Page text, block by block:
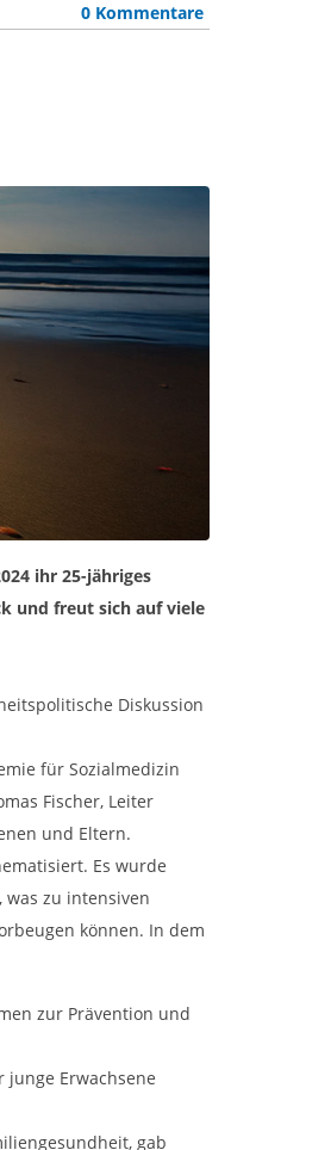
0 Kommentare
ihr 25-jähriges
und freut sich auf viele
Diskussion
für Sozialmedizin
Fischer, Leiter
und Eltern.
Es wurde
was zu intensiven
können. In dem
zur Prävention und
junge Erwachsene
gab